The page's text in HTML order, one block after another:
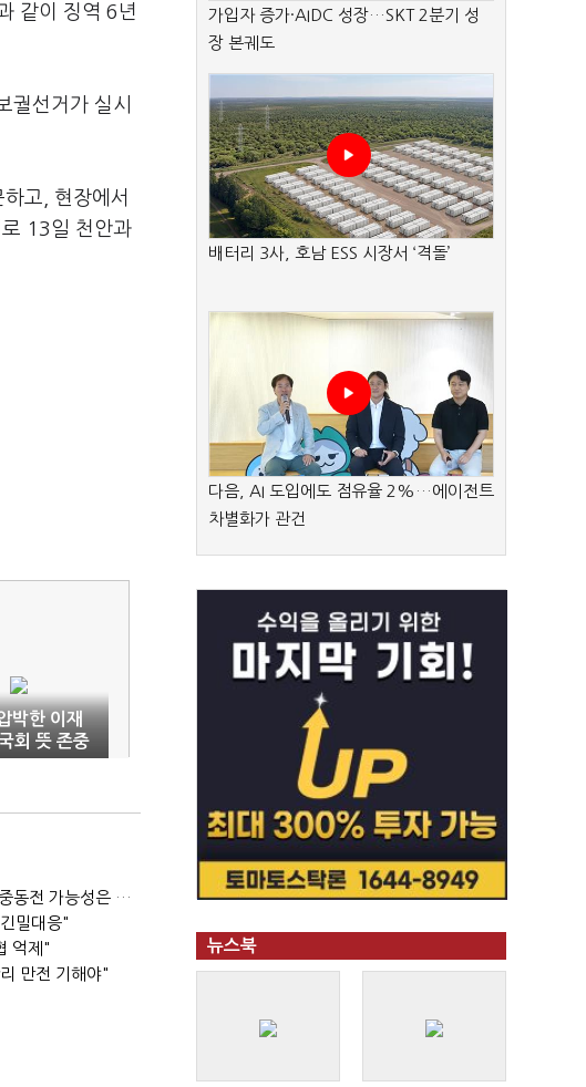
같이 징역 6년
궐선거가 실시
고, 현장에서
13일 천안과
박한 이재
회 뜻 존중
(긴급진단)"미 중동외교 정책 무너졌다…5차 중동전 가능성은 낮아"
밀대응"
억제"
만전 기해야"
가입자 증가·AIDC 성장…SKT 2분기 성
장 본궤도
배터리 3사, 호남 ESS 시장서 ‘격돌’
다음, AI 도입에도 점유율 2%…에이전트
차별화가 관건
뉴스북